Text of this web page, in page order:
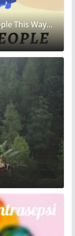
This Way…